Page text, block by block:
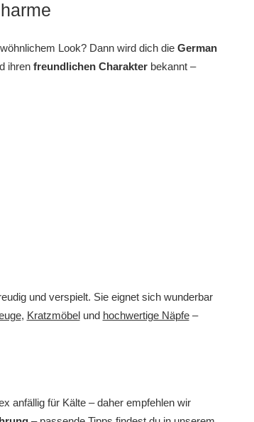
Look? Dann wird dich die German
ihren freundlichen Charakterbekannt –
und verspielt. Sie eignet sich wunderbar
, Kratzmöbelund hochwertige Näpfe–
anfällig für Kälte – daher empfehlen wir